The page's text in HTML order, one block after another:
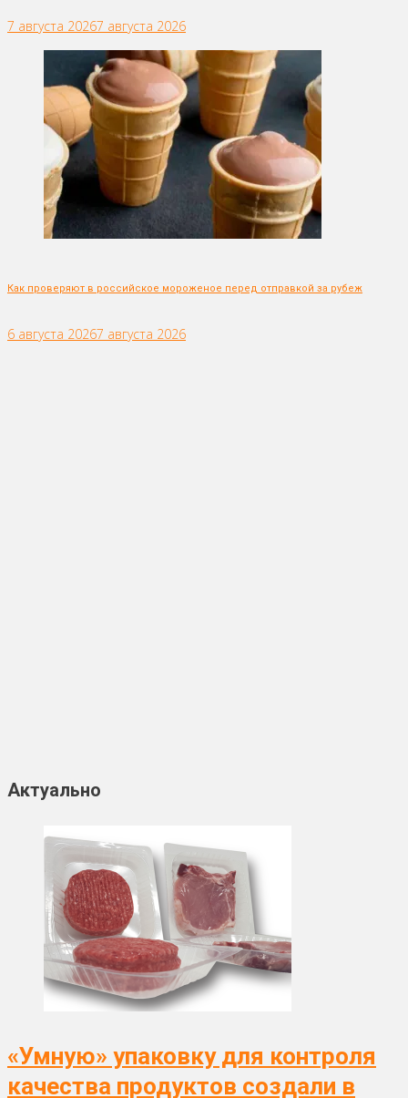
7 августа 20267 августа 2026
Как проверяют в российское мороженое перед отправкой за рубеж
6 августа 20267 августа 2026
Актуально
«Умную» упаковку для контроля
качества продуктов создали в